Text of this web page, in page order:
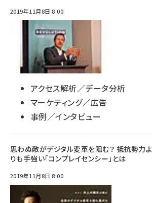
2019年11月8日 8:00
アクセス解析／データ分析
マーケティング／広告
事例／インタビュー
思わぬ敵がデジタル変革を阻む？ 抵抗勢力よ
りも手強い「コンプレイセンシー」とは
2019年11月8日 8:00